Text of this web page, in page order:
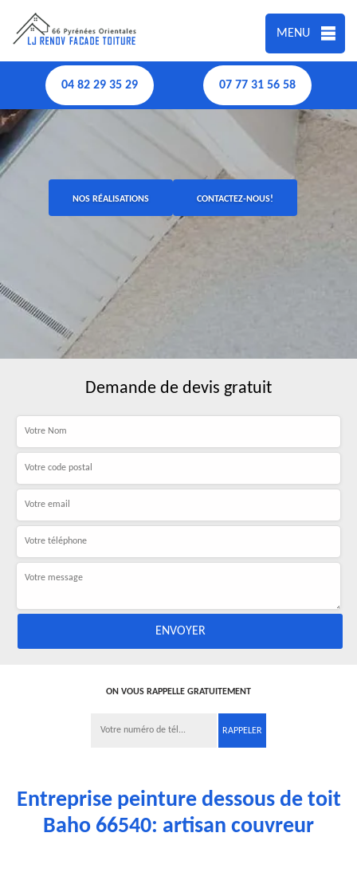
MENU
04 82 29 35 29 07 77 31 56 58
NOS RÉALISATIONS CONTACTEZ-NOUS!
Demande de devis gratuit
ON VOUS RAPPELLE GRATUITEMENT
Entreprise peinture dessous de toit
Baho 66540: artisan couvreur